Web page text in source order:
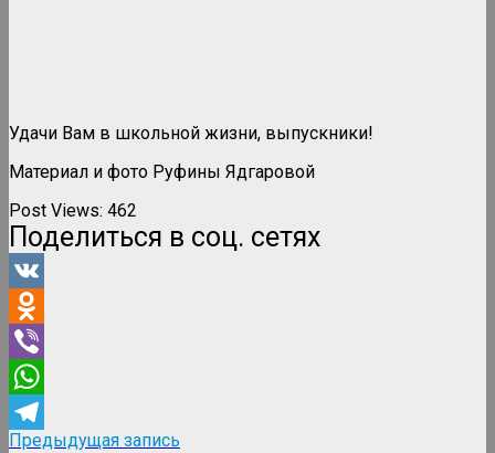
Удачи Вам в школьной жизни, выпускники!
Материал и фото Руфины Ядгаровой
Post Views: 462
Поделиться в соц. сетях
VK
Odnoklassniki
Viber
WhatsApp
Telegram
Навигация
Предыдущая запись